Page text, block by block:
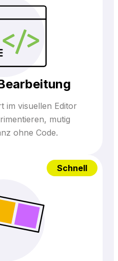
im visuellen Editor
mutig
ohne Code.
Schnell